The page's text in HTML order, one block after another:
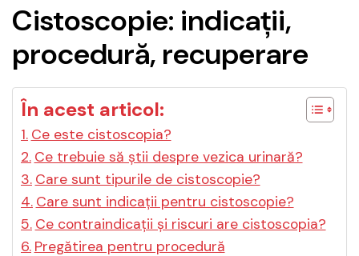
Cistoscopie: indicații,
procedură, recuperare
În acest articol:
Ce este cistoscopia?
Ce trebuie să știi despre vezica urinară?
Care sunt tipurile de cistoscopie?
Care sunt indicații pentru cistoscopie?
Ce contraindicații și riscuri are cistoscopia?
Pregătirea pentru procedură